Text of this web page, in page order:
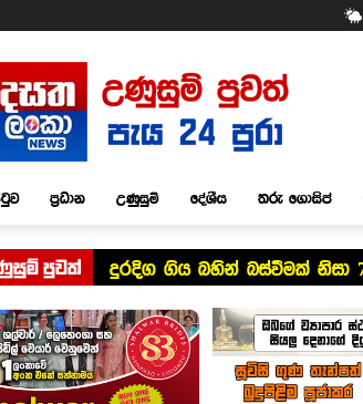
Dasatha
Lanka
News
ප්‍රධාන උණුසුම් දේශීය තරු ගොසිප්
පුවත් දුරදිග ගිය බහින් බස්වීමක් නිසා